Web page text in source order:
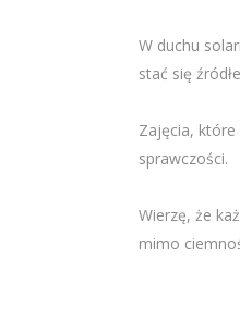
W duchu
stać się
Zajęcia,
sprawczości.
Wierzę, że
mimo